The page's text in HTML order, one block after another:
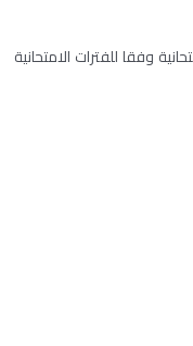
وفقا للفترات الامتحانية